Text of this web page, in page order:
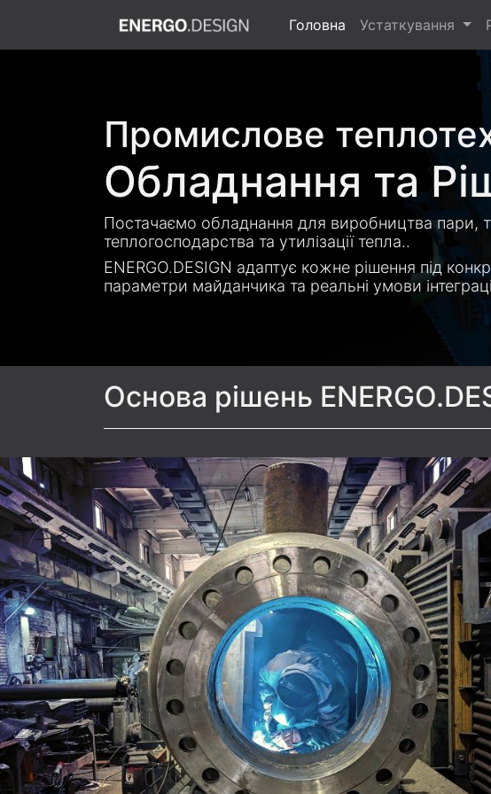
Головна Устаткування
Промислове
Обладнання та
Постачаємо обладнання для виробництва пари,
теплогосподарства та утилізації тепла..
ENERGO.DESIGN адаптує кожне рішення під
параметри майданчика та реальні умови
Основа рішень